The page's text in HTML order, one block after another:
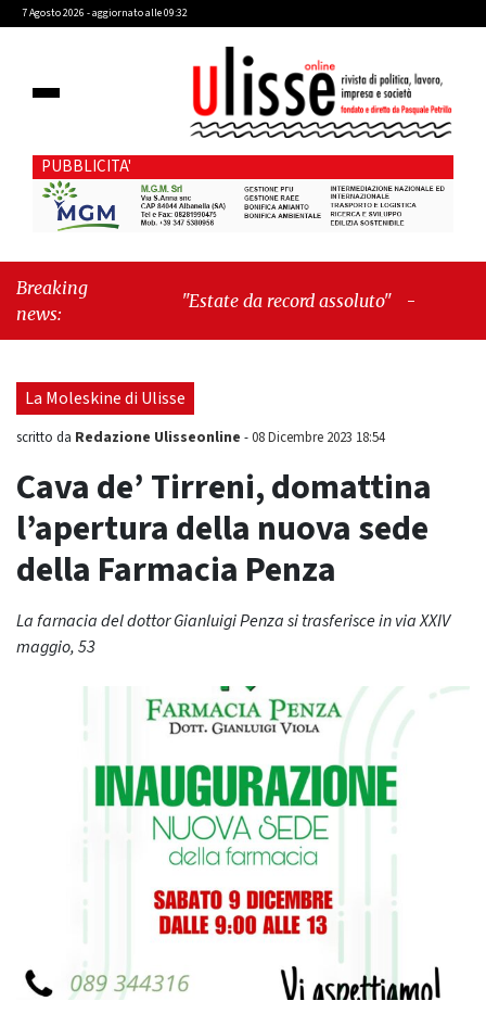
7 Agosto 2026 - aggiornato alle 09:32
PUBBLICITA'
Breaking
news:
"Estate da record assoluto" -"Francesco
La Moleskine di Ulisse
scritto da Redazione Ulisseonline -08 Dicembre 2023 18:54
Cava de’ Tirreni, domattina
l’apertura della nuova sede
della Farmacia Penza
La farnacia del dottor Gianluigi Penza si trasferisce in via XXIV
maggio, 53